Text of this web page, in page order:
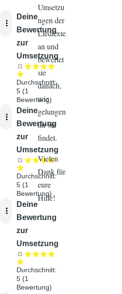
Audiodatei
Deine
Bewertung
zur
Umsetzung
Durchschnitt:
5 (1
Bewertung)
Audiodatei
Deine
Bewertung
zur
Umsetzung
Durchschnitt:
5 (1
Bewertung)
Audiodatei
Deine
Bewertung
zur
Umsetzung
Durchschnitt:
5 (1
Bewertung)
Umsetzu
ngen der
Liedtexte
an und
bewertet
sie
danach,
wie
gelungen
ihr sie
findet.
Vielen
Dank für
eure
Hilfe!